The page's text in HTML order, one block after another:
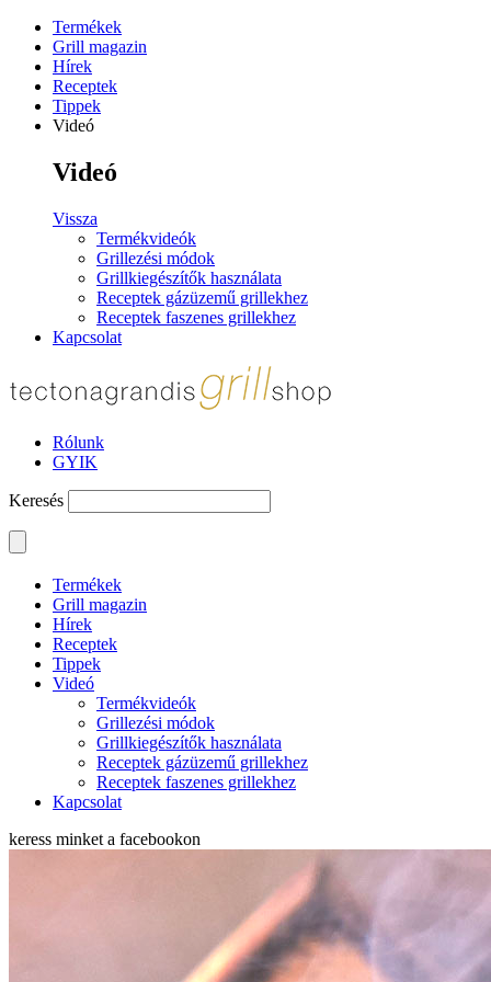
Termékek
Grill magazin
Hírek
Receptek
Tippek
Videó
Videó
Vissza
Termékvideók
Grillezési módok
Grillkiegészítők használata
Receptek gázüzemű grillekhez
Receptek faszenes grillekhez
Kapcsolat
Rólunk
GYIK
Keresés
Termékek
Grill magazin
Hírek
Receptek
Tippek
Videó
Termékvideók
Grillezési módok
Grillkiegészítők használata
Receptek gázüzemű grillekhez
Receptek faszenes grillekhez
Kapcsolat
keress minket a facebookon